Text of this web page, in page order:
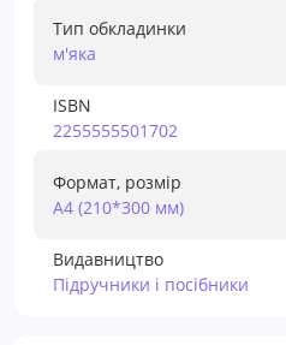
Тип обкладинки
м'яка
ISBN
2255555501702
Формат, розмір
А4 (210*300 мм)
Видавництво
Підручники і посібники